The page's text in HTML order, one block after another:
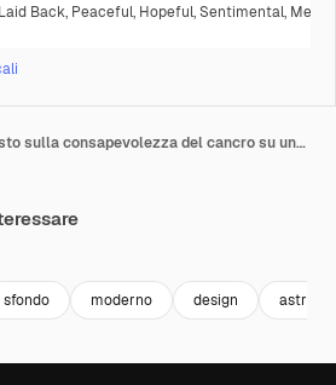
Laid Back, Peaceful, Hopeful,Sentimental,
Animazione del testo sulla consapevolezza del cancro su una donna caucasica
sfondo moderno design astratto